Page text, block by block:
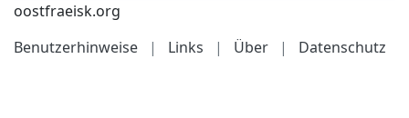
oostfraeisk.org
Benutzerhinweise
| Links | Über | Datenschutz